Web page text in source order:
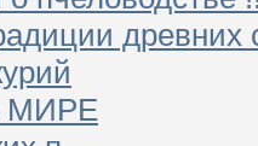
древних
МИРЕ